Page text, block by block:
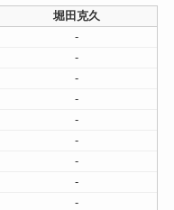
堀田克久
-
-
-
-
-
-
-
-
-